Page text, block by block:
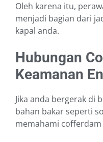
Oleh karena itu,
menjadi bagian dari
kapal anda.
Hubungan
Keamanan
Jika anda bergerak di
bahan bakar seperti
memahami